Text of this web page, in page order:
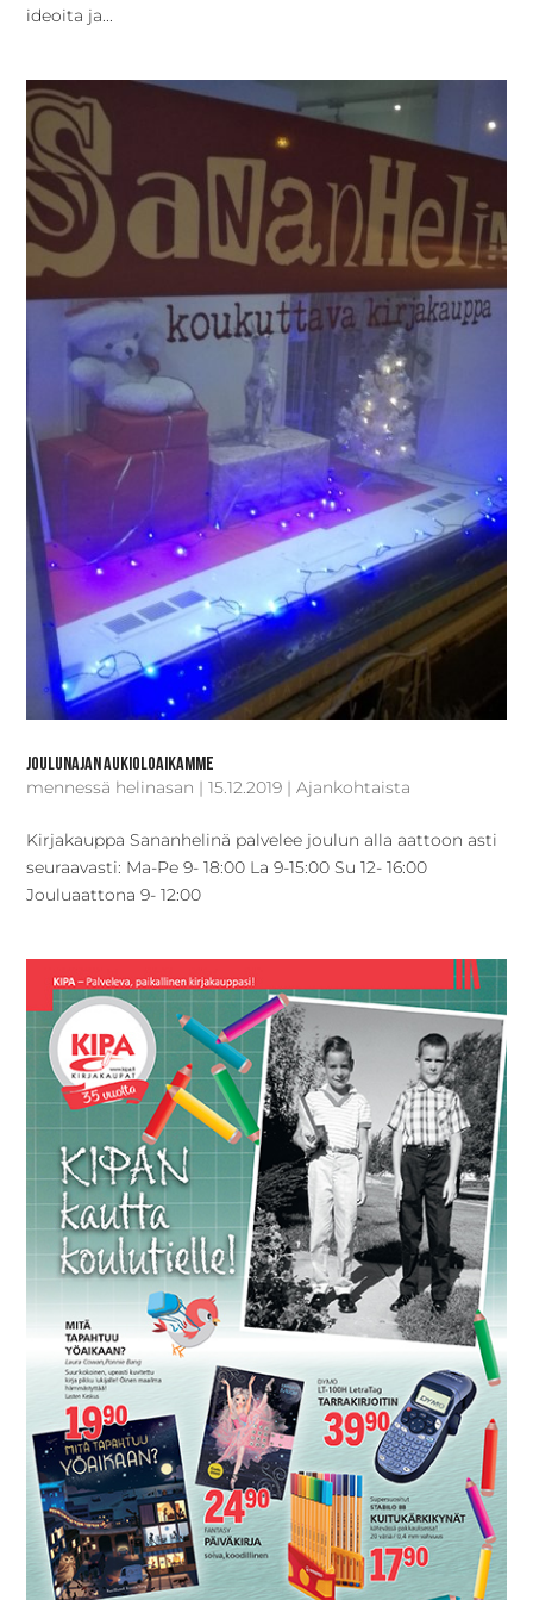
ideoita ja...
Joulunajan aukioloaikamme
mennessä helinasan |15.12.2019 |Ajankohtaista
Kirjakauppa Sananhelinä palvelee joulun alla aattoon asti
seuraavasti: Ma-Pe 9- 18:00 La 9-15:00 Su 12- 16:00
Jouluaattona 9- 12:00